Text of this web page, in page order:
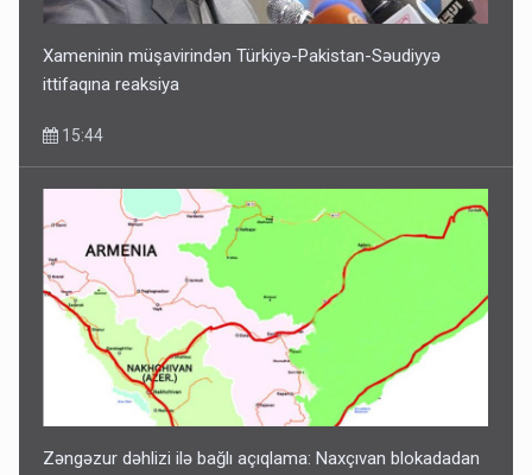
13:58
Sənədsiz ev sahiblərinin nəzərinə: Çıxarış almaq üçün...
13:10
Xameninin müşavirindən Türkiyə-Pakistan-Səudiyyə
ittifaqına reaksiya
15:44
Zəngəzur dəhlizi ilə bağlı açıqlama: Naxçıvan blokadadan